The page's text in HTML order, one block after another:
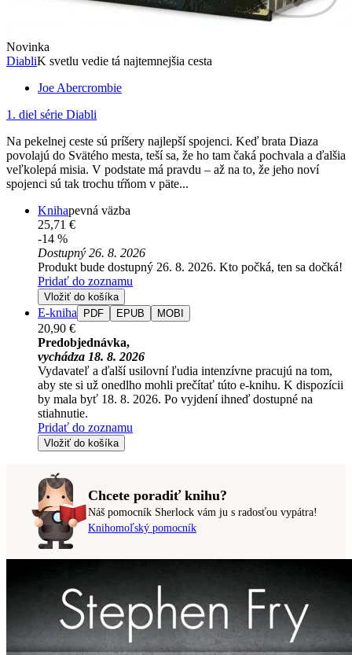
Novinka
DiabliK svetlu vedie tá najtemnejšia cesta
Joe Abercrombie
1. diel série Diabli
Na pekelnej ceste sú príšery najlepší spojenci. Keď brata Diaza
povolajú do Svätého mesta, teší sa, že ho tam čaká pochvala a ďalšia
veľkolepá misia. V podstate má pravdu – až na to, že jeho noví
spojenci sú tak trochu tŕňom v päte...
Knihapevná väzba
25,71 €
-14 %
Dostupný 26. 8. 2026
Produkt bude dostupný 26. 8. 2026. Kto počká, ten sa dočká!
Pridať do zoznamu
Vložiť do košíka
E-kniha PDF EPUB MOBI
20,90 €
Predobjednávka,
vychádza 18. 8. 2026
Vydavateľ a ďalší usilovní ľudia intenzívne pracujú na tom,
aby ste si už onedlho mohli prečítať túto e-knihu. K dispozícii
by mala byť 18. 8. 2026. Po vyjdení ihneď dostupné na
stiahnutie.
Pridať do zoznamu
Vložiť do košíka
Chcete poradiť knihu?
Náš pomocník Sherlock vám ju s radosťou vypátra!
Knihomoľský pomocník